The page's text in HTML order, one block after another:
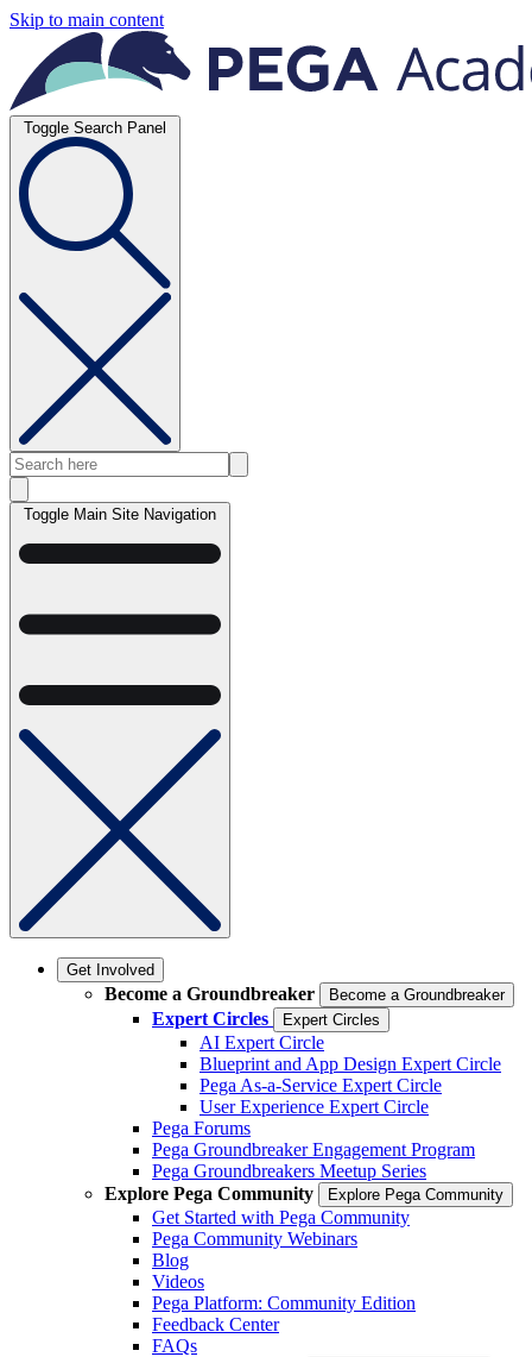
Skip to main content
Toggle Search Panel
Toggle Main Site Navigation
Get Involved
Become a Groundbreaker Become a Groundbreaker
Expert Circles Expert Circles
AI Expert Circle
Blueprint and App Design Expert Circle
Pega As-a-Service Expert Circle
User Experience Expert Circle
Pega Forums
Pega Groundbreaker Engagement Program
Pega Groundbreakers Meetup Series
Explore Pega Community
Explore Pega Community
Get Started with Pega Community
Pega Community Webinars
Blog
Videos
Pega Platform: Community Edition
Feedback Center
FAQs